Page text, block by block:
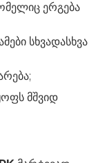
ერგება
სხვადასხვა
მშვიდ